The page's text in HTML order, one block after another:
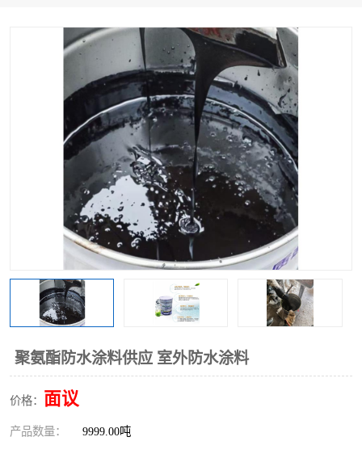
聚氨酯防水涂料供应 室外防水涂料
价格： 面议
产品数量： 9999.00吨